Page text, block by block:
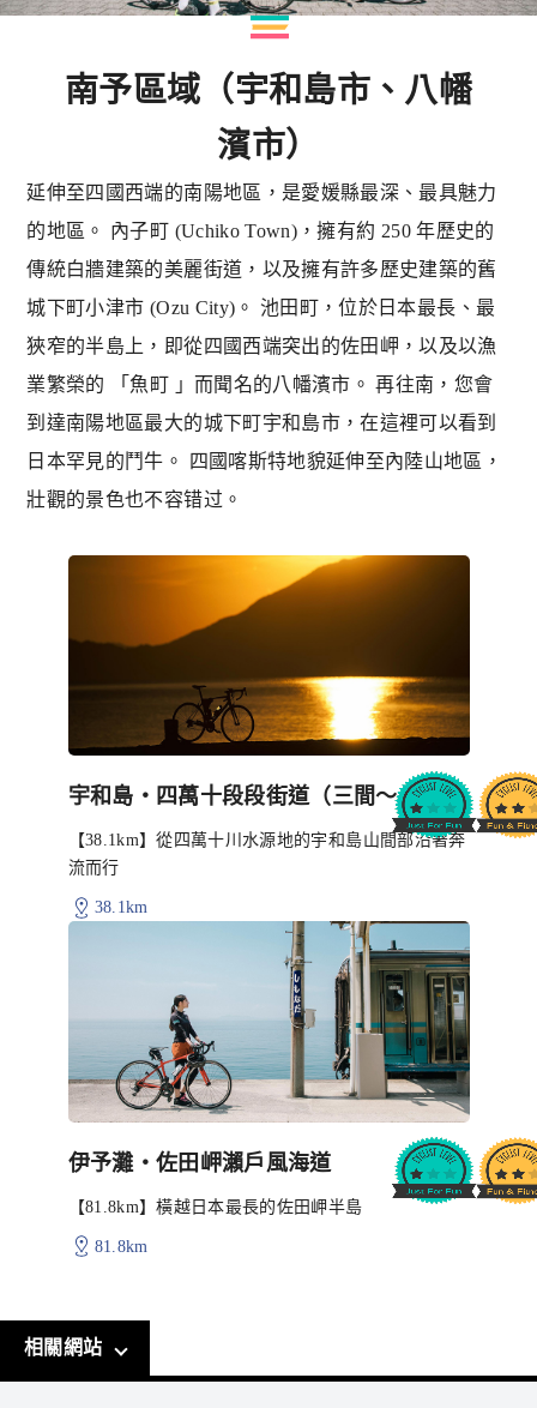
南予區域（宇和島市、八幡
濱市）
延伸至四國西端的南陽地區，是愛媛縣最深、最具魅力
的地區。 內子町 (Uchiko Town)，擁有約 250 年歷史的
傳統白牆建築的美麗街道，以及擁有許多歷史建築的舊
城下町小津市 (Ozu City)。 池田町，位於日本最長、最
狹窄的半島上，即從四國西端突出的佐田岬，以及以漁
業繁榮的 「魚町 」而聞名的八幡濱市。 再往南，您會
到達南陽地區最大的城下町宇和島市，在這裡可以看到
日本罕見的鬥牛。 四國喀斯特地貌延伸至內陸山地區，
壯觀的景色也不容错过。
宇和島・四萬十段段街道（三間〜十和）
【38.1km】從四萬十川水源地的宇和島山間部沿著奔
流而行
38.1km
伊予灘・佐田岬瀨戶風海道
【81.8km】橫越日本最長的佐田岬半島
81.8km
相關網站